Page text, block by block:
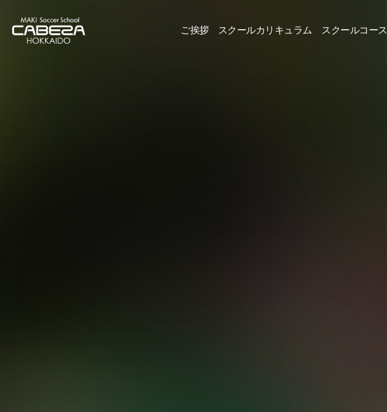
ご挨拶 スクールカリキュラム スクールコース